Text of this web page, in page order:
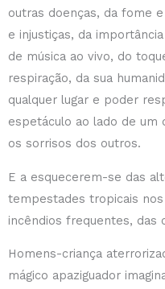
outras doenças, da fome
e injustiças, da
de música ao vivo, do
respiração, da sua
qualquer lugar e poder
espetáculo ao lado de um
os sorrisos dos outros.
E a esquecerem-se das
tempestades tropicais
incêndios frequentes, das
Homens-criança
mágico apaziguador